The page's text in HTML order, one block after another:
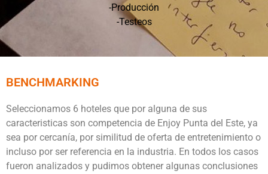
-Producción
-Testeos
BENCHMARKING
Seleccionamos 6 hoteles que por alguna de sus
caracteristicas son competencia de Enjoy Punta del Este, ya
sea por cercanía, por similitud de oferta de entretenimiento o
incluso por ser referencia en la industria. En todos los casos
fueron analizados y pudimos obtener algunas conclusiones